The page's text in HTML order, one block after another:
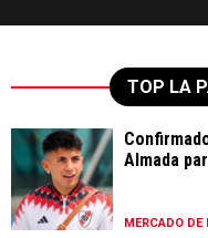
TOP LA
Almada
MERCADO DE